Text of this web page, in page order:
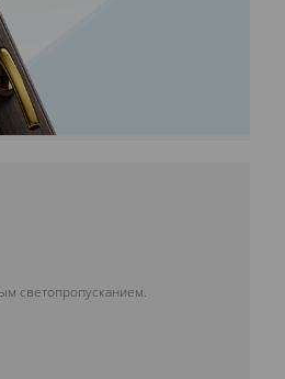
светопропусканием.